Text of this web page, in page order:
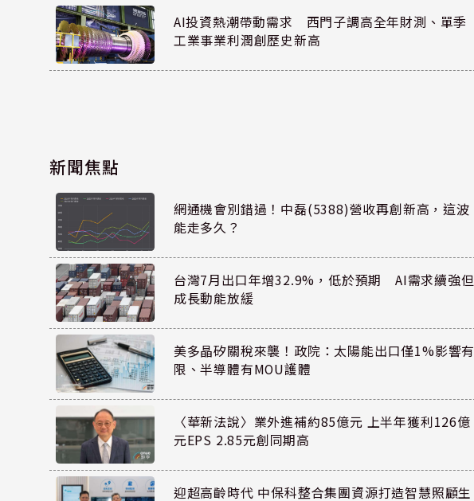
AI投資熱潮帶動需求 西門子調高全年財測、單季
工業事業利潤創歷史新高
新聞焦點
網通機會別錯過！中磊(5388)營收再創新高，這波
能走多久？
台灣7月出口年增32.9%，低於預期 AI需求續強但
成長動能放緩
美多晶矽關稅來襲！政院：太陽能出口僅1%影響有
限、半導體有MOU護體
〈華新法說〉業外進補約85億元 上半年獲利126億
元EPS 2.85元創同期高
迎超高齡時代 中保科整合集團資源打造智慧照顧生